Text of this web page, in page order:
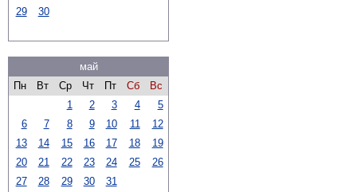
29
30
май
Пн
Вт Ср Чт Пт Сб
Вс
1
2 3 4
5
6
7 8 9 10 11
12
13
14 15 16 17 18
19
20
21 22 23 24 25
26
27
28 29 30 31